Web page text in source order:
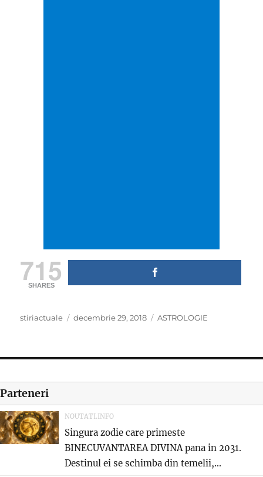
715
SHARES
Author
stiriactuale
Posted
decembrie 29, 2018 Categories
ASTROLOGIE
Parteneri
NOUTATI.INFO
Singura zodie care primeste
BINECUVANTAREA DIVINA pana in 2031.
Destinul ei se schimba din temelii,...